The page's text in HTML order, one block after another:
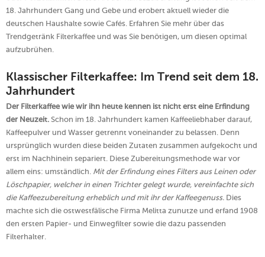
18. Jahrhundert Gang und Gebe und erobert aktuell wieder die
deutschen Haushalte sowie Cafés. Erfahren Sie mehr über das
Trendgetränk Filterkaffee und was Sie benötigen, um diesen optimal
aufzubrühen.
Klassischer Filterkaffee: Im Trend seit dem 18.
Jahrhundert
Der Filterkaffee wie wir ihn heute kennen ist nicht erst eine Erfindung
der Neuzeit. Schon im 18. Jahrhundert kamen Kaffeeliebhaber darauf,
Kaffeepulver und Wasser getrennt voneinander zu belassen. Denn
ursprünglich wurden diese beiden Zutaten zusammen aufgekocht und
erst im Nachhinein separiert. Diese Zubereitungsmethode war vor
allem eins: umständlich. Mit der Erfindung eines Filters aus Leinen oder
Löschpapier, welcher in einen Trichter gelegt wurde, vereinfachte sich
die Kaffeezubereitung erheblich und mit ihr der Kaffeegenuss. Dies
machte sich die ostwestfälische Firma Melitta zunutze und erfand 1908
den ersten Papier- und Einwegfilter sowie die dazu passenden
Filterhalter.